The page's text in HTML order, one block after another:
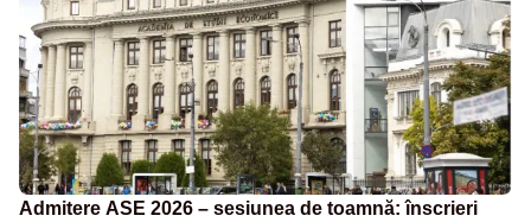
Admitere ASE 2026 – sesiunea de toamnă: înscrieri